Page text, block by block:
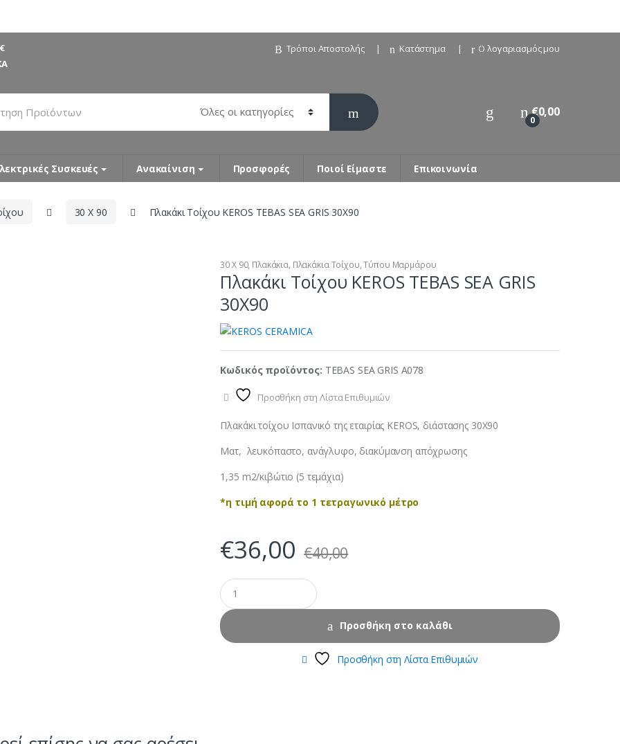
Τρόποι Αποστολής Κατάστημα Ο λογαριασμός μου
0
€0,00
Συσκευές Ανακαίνιση Προσφορές Ποιοί Είμαστε Επικοινωνία
30 X 90 Πλακάκι Τοίχου KEROS TEBAS SEA GRIS 30X90
30 X 90, Πλακάκια, Πλακάκια Τοίχου,Τύπου Μαρμάρου
Πλακάκι Τοίχου KEROS TEBAS SEA GRIS
30X90
Κωδικός προϊόντος: TEBAS SEA GRIS A078
Προσθήκη στη Λίστα Επιθυμιών
Πλακάκι τοίχου Ισπανικό της εταιρίας KEROS, διάστασης 30X90
Ματ, λευκόπαστο, ανάγλυφο, διακύμανση απόχρωσης
1,35 m2/κιβώτιο (5 τεμάχια)
*η τιμή αφορά το 1 τετραγωνικό μέτρο
€36,00 €40,00
Προσθήκη στο καλάθι
Προσθήκη στη Λίστα Επιθυμιών